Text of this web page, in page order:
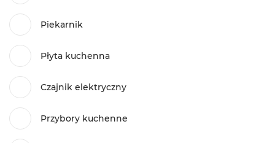
Piekarnik
Płyta kuchenna
Czajnik elektryczny
Przybory kuchenne